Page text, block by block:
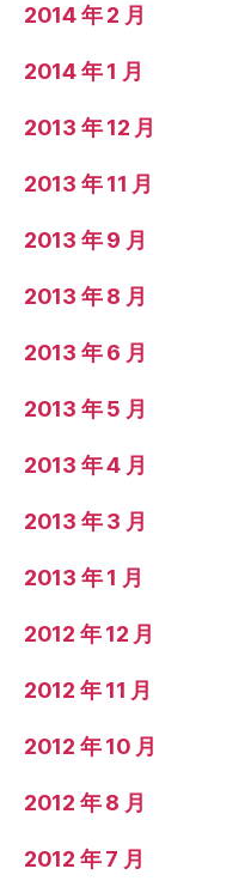
2014 年 2 月
2014 年 1 月
2013 年 12 月
2013 年 11 月
2013 年 9 月
2013 年 8 月
2013 年 6 月
2013 年 5 月
2013 年 4 月
2013 年 3 月
2013 年 1 月
2012 年 12 月
2012 年 11 月
2012 年 10 月
2012 年 8 月
2012 年 7 月